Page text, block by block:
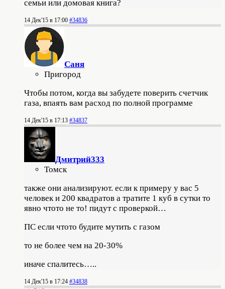
семьи или домовая книга?
14 Дек'15 в 17:00 #34836
Саня
Пригород
Чтобы потом, когда вы забудете поверить счетчик
газа, впаять вам расход по полной программе
14 Дек'15 в 17:13 #34837
Дмитрий333
Томск
также они анализируют. если к примеру у вас 5
человек и 200 квадратов а тратите 1 куб в сутки то
явно чтото не то! пидут с проверкой…
ПС если чтото будите мутить с газом
то не более чем на 20-30%
иначе спалитесь…..
14 Дек'15 в 17:24 #34838